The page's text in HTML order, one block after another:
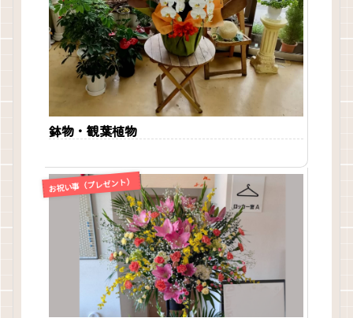
鉢物・観葉植物
お祝い事（プレゼント）